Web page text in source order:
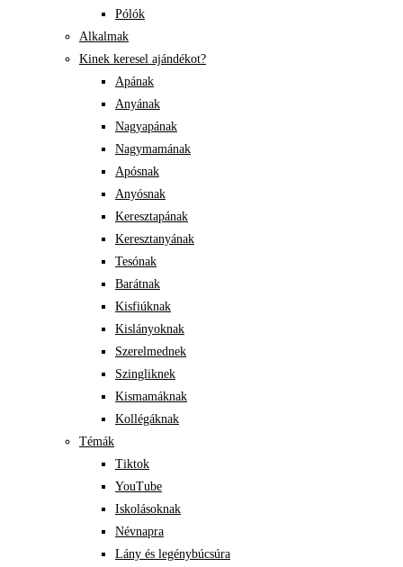
Pólók
Alkalmak
Kinek keresel ajándékot?
Apának
Anyának
Nagyapának
Nagymamának
Apósnak
Anyósnak
Keresztapának
Keresztanyának
Tesónak
Barátnak
Kisfiúknak
Kislányoknak
Szerelmednek
Szingliknek
Kismamáknak
Kollégáknak
Témák
Tiktok
YouTube
Iskolásoknak
Névnapra
Lány és legénybúcsúra